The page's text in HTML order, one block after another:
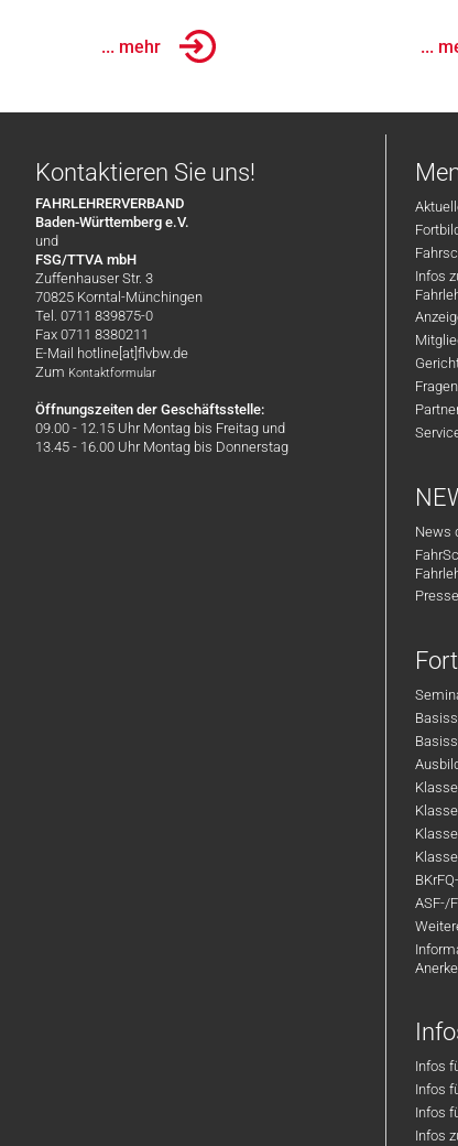
... mehr ...
Kontaktieren Sie uns!
FAHRLEHRERVERBAND
Baden-Württemberg e.V.
und
FSG/TTVA mbH
Zuffenhauser Str. 3
70825 Korntal-Münchingen
Tel. 0711 839875-0
Fax 0711 8380211
E-Mail hotline[at]flvbw.de
Zum Kontaktformular
Öffnungszeiten der Geschäftsstelle:
09.00 - 12.15 Uhr Montag bis Freitag und
13.45 - 16.00 Uhr Montag bis Donnerstag
Infos
News
ASF-/
Infos
Infos
Infos
Infos